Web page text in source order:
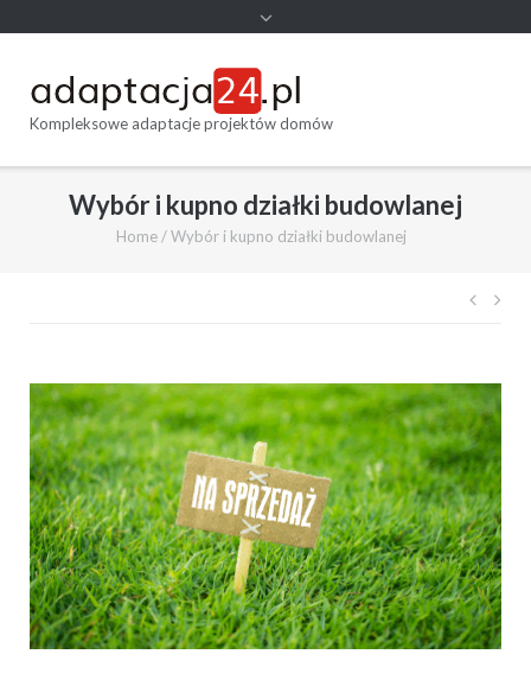
Kompleksowe adaptacje projektów domów
Wybór i kupno działki budowlanej
Home / Wybór i kupno działki budowlanej